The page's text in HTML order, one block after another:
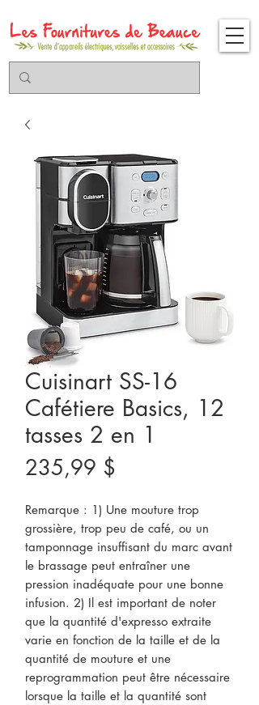
Cuisinart SS-16
Cafétiere Basics, 12
tasses 2 en 1
235,99 $
Remarque : 1) Une mouture trop
grossière, trop peu de café, ou un
tamponnage insuffisant du marc avant
le brassage peut entraîner une
pression inadéquate pour une bonne
infusion. 2) Il est important de noter
que la quantité d'expresso extraite
varie en fonction de la taille et de la
quantité de mouture et une
reprogrammation peut être nécessaire
lorsque la taille et la quantité sont